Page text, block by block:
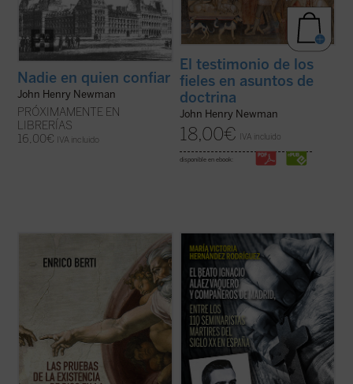
Nadie en quien confiar
John Henry Newman
PRÓXIMAMENTE EN
LIBRERÍAS
16,00€ IVA incluido
El testimonio de los
fieles en asuntos de
doctrina
John Henry Newman
18,00€ IVA incluido
disponible en ebook:
contemporáneos, reconstruyendo los
argumentos que la tradición filosófica ha
elaborado a lo largo de siglos. El resultado
es una obra que invita a reflexionar sin
La beatificación de estos 11 mártires, en
2026, coincide con el noventa aniversario
de la explosión sangrienta, en 1936, de la
persecución del siglo XX en España. La
postuladora de su Causa de beatificación
presenta aquí una breve pero ...
(ver ficha)